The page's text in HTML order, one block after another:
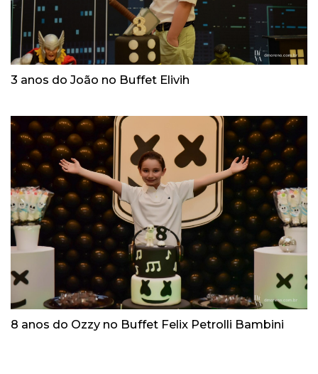
3 anos do João no Buffet Elivih
8 anos do Ozzy no Buffet Felix Petrolli Bambini